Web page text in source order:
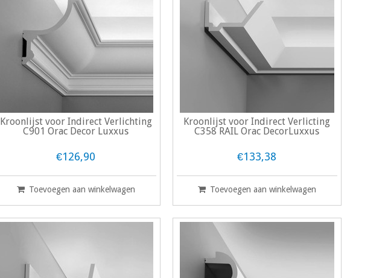
Kroonlijst voor Indirect Verlichting
C901 Orac Decor Luxxus
€126,90
Toevoegen aan winkelwagen
Kroonlijst voor Indirect Verlicting
C358 RAIL Orac DecorLuxxus
€133,38
Toevoegen aan winkelwagen